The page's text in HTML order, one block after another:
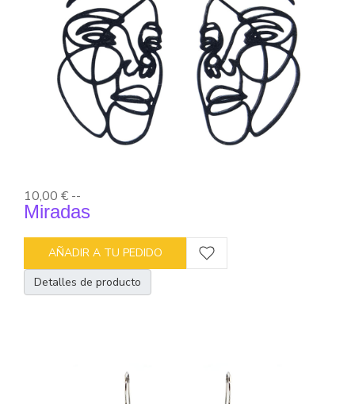
10,00 € --
Miradas
AÑADIR A TU PEDIDO
Detalles de producto